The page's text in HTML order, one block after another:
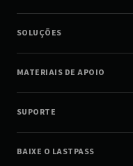
SOLUÇÕES
MATERIAIS DE APOIO
SUPORTE
BAIXE O LASTPASS